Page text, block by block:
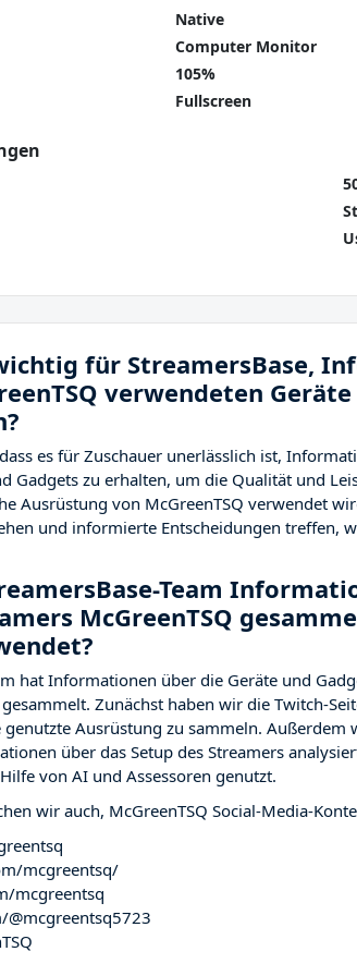
Native
Computer Monitor
105%
Fullscreen
für StreamersBase,
verwendeten
es für Zuschauer unerlässlich ist,
Gadgets zu erhalten, um die Qualität und
Ausrüstung von McGreenTSQ verwendet
und informierte Entscheidungen treffen,
Team
McGreenTSQ
hat Informationen über die Geräte und
Zunächst haben wir die Twitch-
Ausrüstung zu sammeln. Außerdem
über das Setup des Streamers
von AI und Assessoren genutzt.
wir auch, McGreenTSQ Social-Media-
mcgreentsq/
mcgreentsq